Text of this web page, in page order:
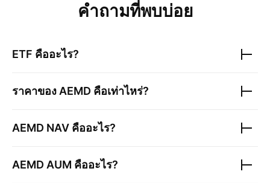
คำถามที่พบบ่อย
ETF คืออะไร?
ราคาของ AEMD คือเท่าไหร่?
AEMD NAV คืออะไร?
AEMD AUM คืออะไร?